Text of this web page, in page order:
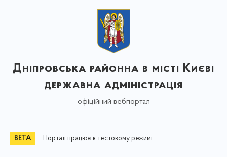
Дніпровська районна в місті Києві
державна адміністрація
офіційний вебпортал
Портал працює в тестовому режимі